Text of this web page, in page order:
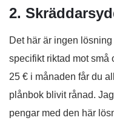
2.
Det här är ingen
specifikt riktad mot små
25 € i månaden får du
plånbok blivit rånad.
pengar med den här